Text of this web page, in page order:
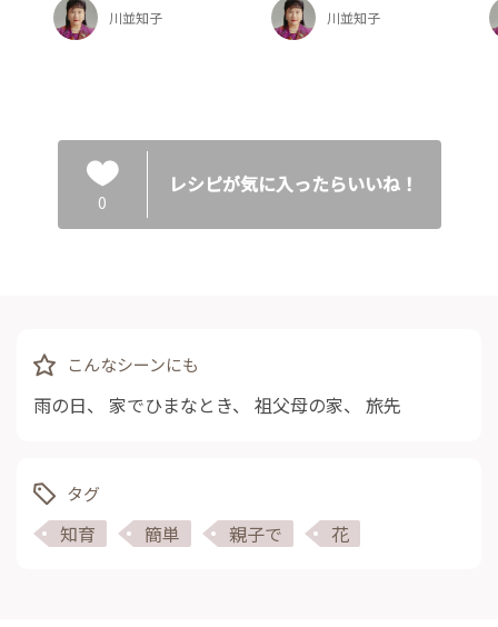
川並知子 川並知子
0
レシピが気に入ったらいいね！
こんなシーンにも
雨の日、 家でひまなとき、 祖父母の家、 旅先
タグ
知育 簡単 親子で 花